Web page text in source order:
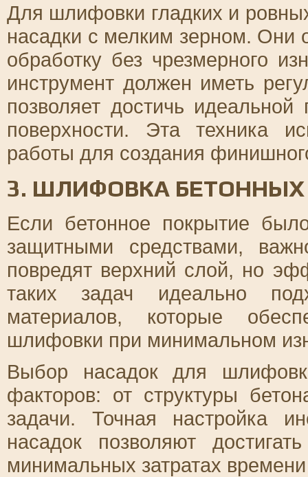
Для шлифовки гладких и
насадки с мелким зерном. Они
обработку без чрезмерного
инструмент должен иметь
позволяет достичь
поверхности. Эта техника
работы для создания
3. ШЛИФОВКА
Если бетонное покрытие
защитными средствами,
повредят верхний слой, но
таких задач идеально
материалов, которые
шлифовки при минимальном
Выбор насадок для
факторов: от структуры
задачи. Точная настройка
насадок позволяют
минимальных затратах